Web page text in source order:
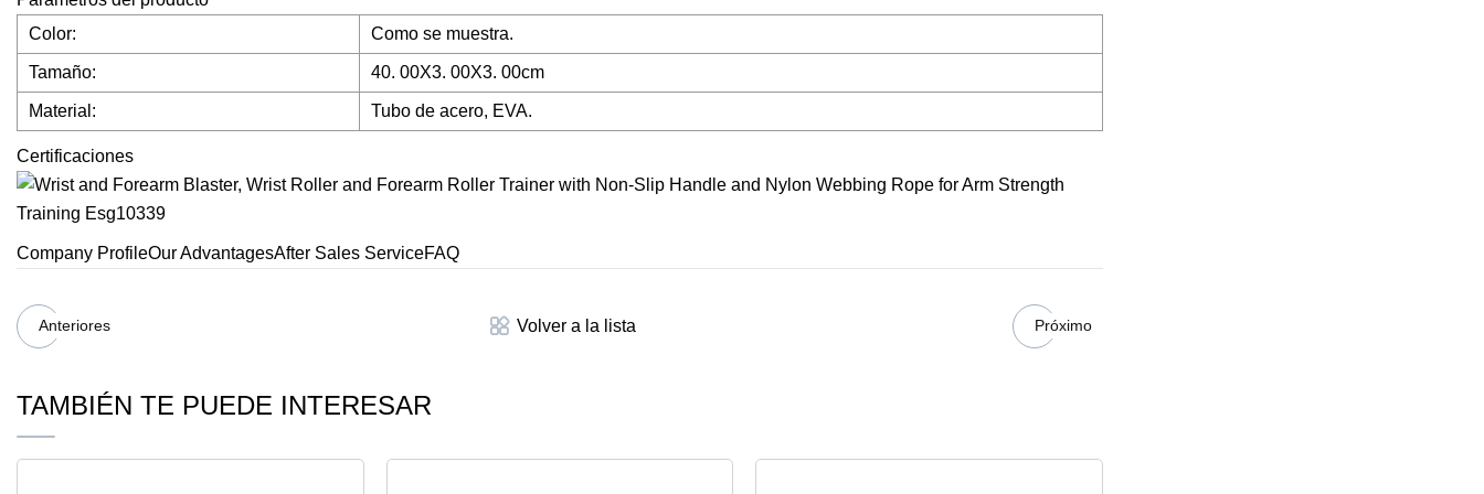
Color:
Como se muestra.
Tamaño: 40. 00X3. 00X3. 00cm
Material: Tubo de acero, EVA.
Certificaciones
Company ProfileOur AdvantagesAfter Sales ServiceFAQ
Anteriores Volver a la lista Próximo
TAMBIÉN TE PUEDE INTERESAR